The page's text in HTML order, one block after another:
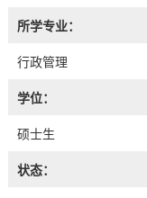
所学专业：
行政管理
学位：
硕士生
状态：